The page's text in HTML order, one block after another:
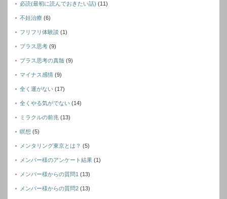
必読(最初に読んでおきたい話) (11)
不妊治療 (6)
フリフリ体験談 (1)
プラス思考 (9)
プラス思考の真髄 (9)
マイナス感情 (9)
全く運がない (17)
全くやる気がでない (14)
ミラクルの前兆 (13)
瞑想 (5)
メンタリング東京とは？ (5)
メンバー様のアンケート結果 (1)
メンバー様からの質問1 (13)
メンバー様からの質問2 (13)